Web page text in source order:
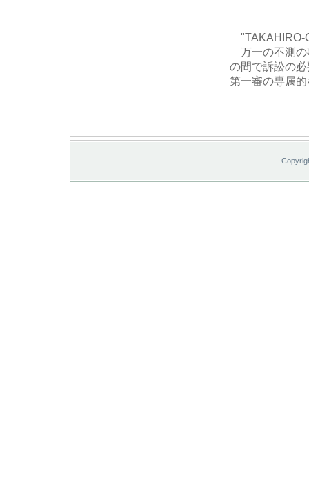
"TAKAHIRO-
万一の不測の
の間で訴訟の
第一審の専属